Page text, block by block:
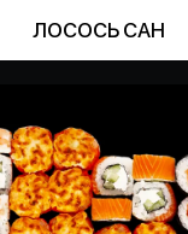
ЛОСОСЬ САН